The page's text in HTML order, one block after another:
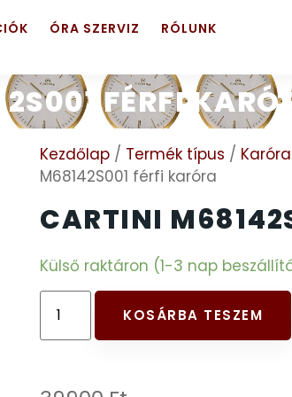
ÓRA SZERVIZ
RÓLUNK
FÉRFI
Kezdőlap / Termék típus / Karóra
M68142S001 férfi karóra
CARTINI
Külső raktáron (1-3 nap
KOSÁRBA TESZEM